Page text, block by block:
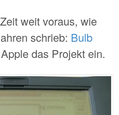
weit voraus, wie
schrieb: Bulb
das Projekt ein.